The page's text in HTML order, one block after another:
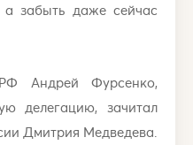
а забыть даже сейчас
Андрей Фурсенко,
делегацию, зачитал
Дмитрия Медведева.